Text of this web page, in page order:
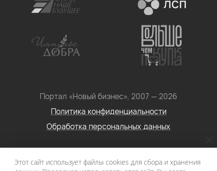
Портал «Новый бизнес», 2007 — 2026
Политика конфиденциальности
Обработка персональных данных
Условия использования информации с сайта: Материалы
Этот сайт использует файлы cookies для сбора и хранения